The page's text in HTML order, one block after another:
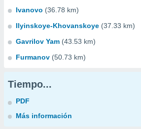
Ivanovo (36.78 km)
Ilyinskoye-Khovanskoye (37.33 km)
Gavrilov Yam (43.53 km)
Furmanov (50.73 km)
Tiempo...
PDF
Más información